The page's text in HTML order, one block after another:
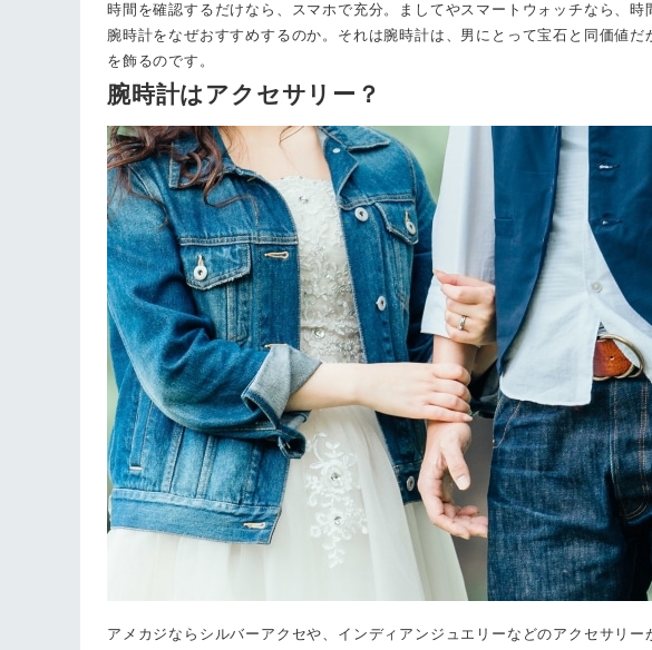
時間を確認するだけなら、スマホで充分。ましてやスマートウォッチなら、
腕時計をなぜおすすめするのか。それは腕時計は、男にとって宝石と同価値
を飾るのです。
腕時計はアクセサリー？
アメカジならシルバーアクセや、インディアンジュエリーなどのアクセサリ